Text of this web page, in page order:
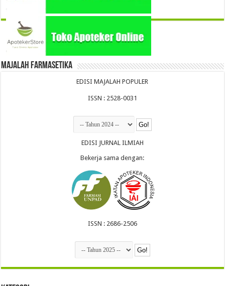
Majalah Farmasetika
EDISI MAJALAH POPULER
ISSN : 2528-0031
EDISI JURNAL ILMIAH
Bekerja sama dengan:
ISSN : 2686-2506